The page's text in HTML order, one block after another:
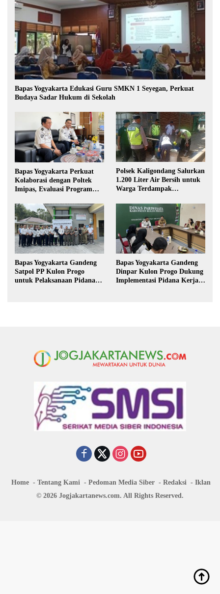
Bapas Yogyakarta Edukasi Guru SMKN 1 Seyegan, Perkuat
Budaya Sadar Hukum di Sekolah
Bapas Yogyakarta Perkuat
Kolaborasi dengan Poltek
Imipas, Evaluasi Program
Polsek Kaligondang Salurkan
1.200 Liter Air Bersih untuk
Warga Terdampak
Bapas Yogyakarta Gandeng
Satpol PP Kulon Progo
untuk Pelaksanaan Pidana
Bapas Yogyakarta Gandeng
Dinpar Kulon Progo Dukung
Implementasi Pidana Kerja
Home Tentang Kami Pedoman Media Siber Redaksi
Iklan
© 2026 Jogjakartanews.com. All Rights Reserved.